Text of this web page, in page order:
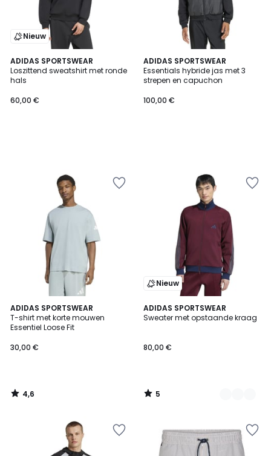
Nieuw
ADIDAS SPORTSWEAR
Loszittend sweatshirt met ronde
hals
60,00 €
ADIDAS SPORTSWEAR
Essentials hybride jas met 3
strepen en capuchon
100,00 €
ADIDAS SPORTSWEAR
T-shirt met korte mouwen
Essentiel Loose Fit
30,00 €
4,6
/ 5
4,6
/
Nieuw
ADIDAS SPORTSWEAR
Sweater met opstaande kraag
80,00 €
5
/
2
Kleuren
5
/